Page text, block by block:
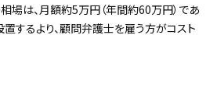
場は、月額約5万円（年間約60万円）であ
するより、顧問弁護士を雇う方がコスト